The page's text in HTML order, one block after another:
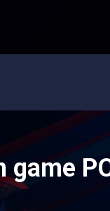
game